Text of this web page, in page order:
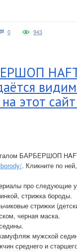
0 943
этот
БАРБЕРШОП
. Кликните по
про следующие
стрижка бороды.
стрижки
черная маска.
мужской
среднего и